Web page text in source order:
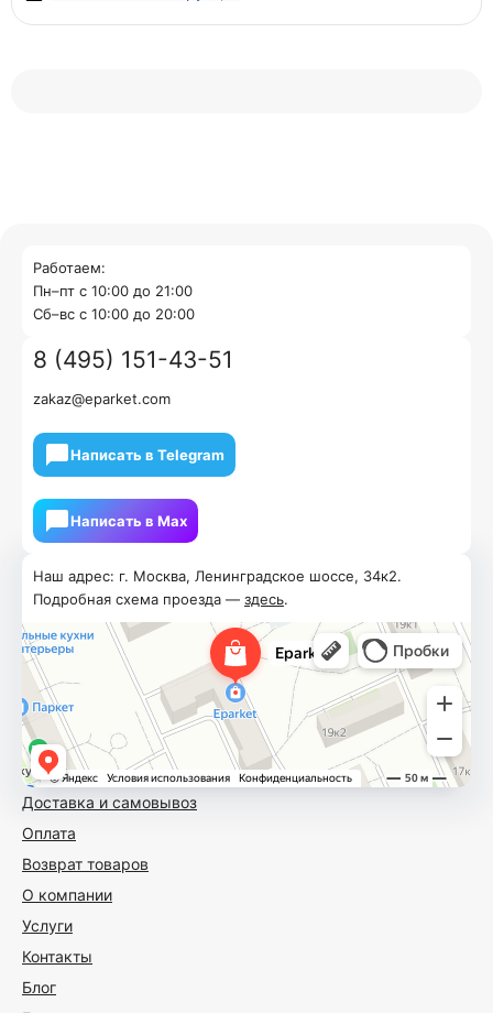
Доставка и самовывоз
Оплата
Возврат товаров
О компании
Услуги
Контакты
Блог
Наш адрес: г. Москва, Ленинградское шоссе, 34к2.
Подробная схема проезда — здесь.
Работаем:
Пн–пт с 10:00 до 21:00
Cб–вс с 10:00 до 20:00
8 (495) 151-43-51
zakaz@eparket.com
Написать в Telegram
Написать в Мах